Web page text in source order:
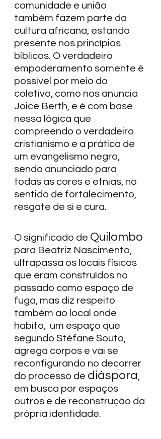
comunidade e união
também fazem parte da
cultura africana, estando
presente nos princípios
bíblicos. O verdadeiro
empoderamento somente é
possível por meio do
coletivo, como nos anuncia
Joice Berth, e é com base
nessa lógica que
compreendo o verdadeiro
cristianismo e a prática de
um evangelismo negro,
sendo anunciado para
todas as cores e etnias, no
sentido de fortalecimento,
resgate de si e cura.
O significado de Quilombo
para Beatriz Nascimento,
ultrapassa os locais físicos
que eram construídos no
passado como espaço de
fuga, mas diz respeito
também ao local onde
habito,  um espaço que
segundo Stéfane Souto,
agrega corpos e vai se
reconfigurando no decorrer
do processo de diáspora,
em busca por espaços
outros e de reconstrução da
própria identidade.